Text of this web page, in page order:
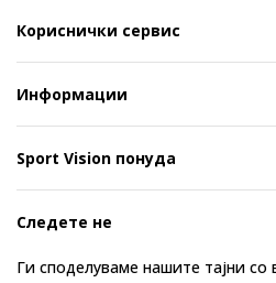
Кориснички сервис
Информации
Sport Vision понуда
Следете не
Ги споделуваме нашите тајни со